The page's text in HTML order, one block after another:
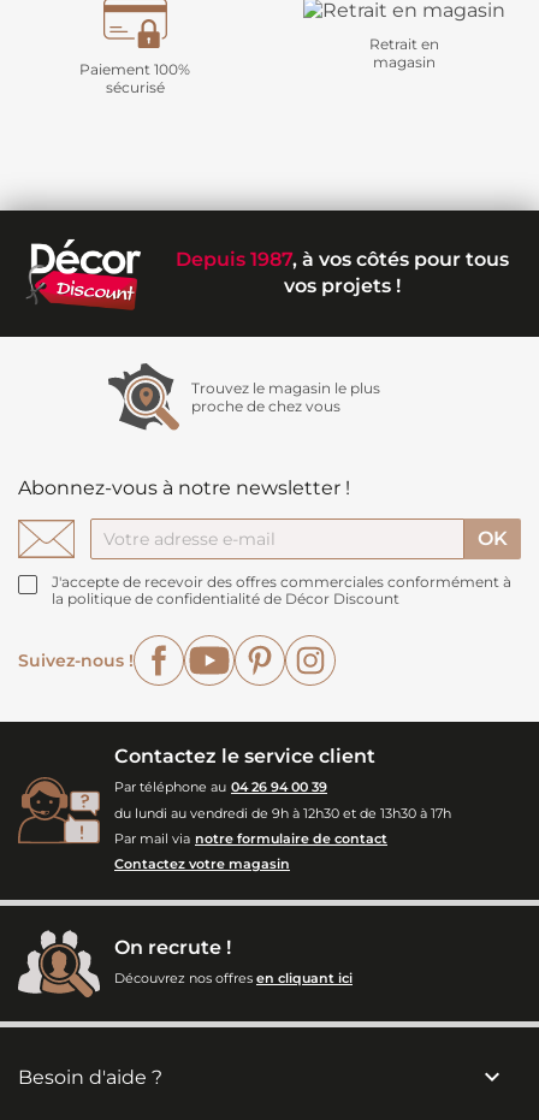
Paiement 100%
sécurisé
Retrait en
magasin
Depuis 1987, à vos côtés pour tous
vos projets !
Trouvez le magasin le plus
proche de chez vous
Abonnez-vous à notre newsletter !
J'accepte de recevoir des offres commerciales conformément à
la politique de confidentialité de Décor Discount
Suivez-nous !
FacebookYouTubePinterest
Contactez le service client
Par téléphone au 04 26 94 00 39
du lundi au vendredi de 9h à 12h30 et de 13h30 à 17h
Par mail via notre formulaire de contact
Contactez votre magasin
On recrute !
Découvrez nos offres en cliquant ici
Besoin d'aide ?
